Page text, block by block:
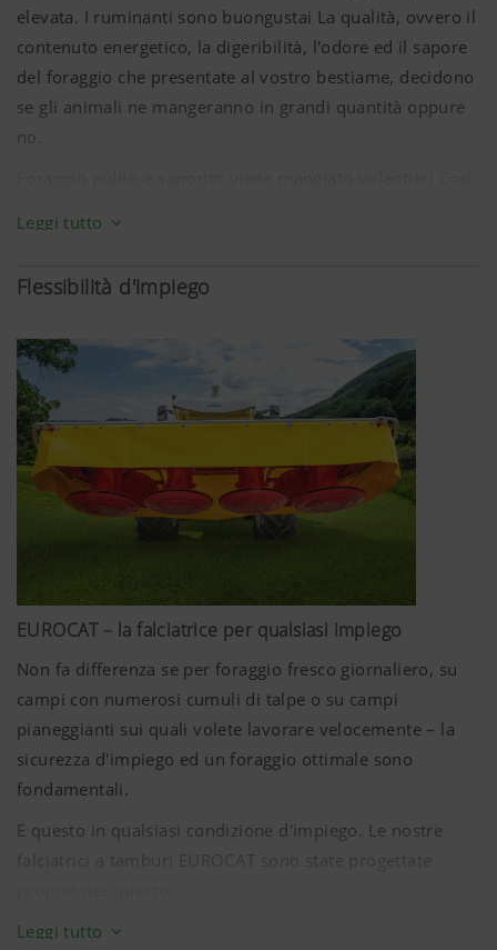
elevata. I ruminanti sono buongustai La qualità, ovvero il
contenuto energetico, la digeribilità, l'odore ed il sapore
del foraggio che presentate al vostro bestiame, decidono
se gli animali ne mangeranno in grandi quantità oppure
no.
aspetto fondamentale, producono più latte e più carne.
In ultima analisi grazie al foraggio pulito e
qualitativamente perfetto beneficiate di maggiori ricavi
per la vostra azienda agricola.
Leggi tutto
Flessibilità d'impiego
EUROCAT – la falciatrice per qualsiasi impiego
Non fa differenza se per foraggio fresco giornaliero, su
campi con numerosi cumuli di talpe o su campi
pianeggianti sui quali volete lavorare velocemente – la
sicurezza d'impiego ed un foraggio ottimale sono
fondamentali.
E questo in qualsiasi condizione d'impiego. Le nostre
I quattro tamburi falcianti di uguale grandezza sono il
Leggi tutto